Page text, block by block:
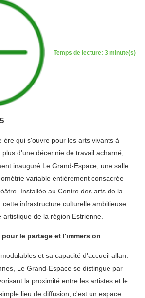
Temps de lecture: 3 minute(s)
ère qui s'ouvre pour les arts vivants à
d'une décennie de travail acharné,
inauguré Le Grand-Espace, une salle
variable entièrement consacrée
Installée au Centre des arts de la
cette infrastructure culturelle ambitieuse
de la région Estrienne.
pour le partage et l'immersion
et sa capacité d'accueil allant
Le Grand-Espace se distingue par
la proximité entre les artistes et le
lieu de diffusion, c'est un espace